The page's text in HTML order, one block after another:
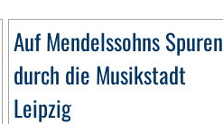
Auf Mendelssohns Spuren
durch die Musikstadt
Leipzig